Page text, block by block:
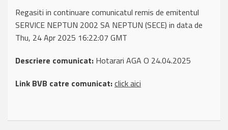
Regasiti in continuare comunicatul remis de emitentul
SERVICE NEPTUN 2002 SA NEPTUN (SECE) in data de
Thu, 24 Apr 2025 16:22:07 GMT
Descriere comunicat: Hotarari AGA O 24.04.2025
Link BVB catre comunicat:click aici